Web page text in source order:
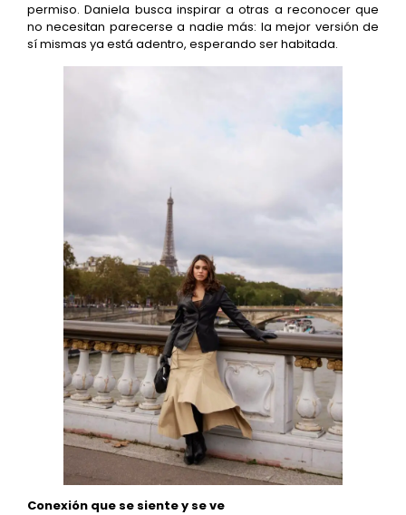
permiso. Daniela busca inspirar a otras a reconocer que
no necesitan parecerse a nadie más: la mejor versión de
sí mismas ya está adentro, esperando ser habitada.
Conexión que se siente y se ve